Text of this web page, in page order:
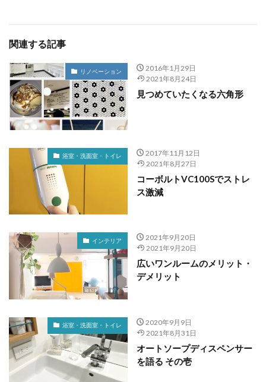
関連する記事
リノベーション
2016年1月29日
2021年8月24日
見つめていたくなる六角形
浴室・洗面室・トイレ
2017年11月12日
2021年8月27日
コーボルトVC100Sでストレ
ス激減
インテリア
2021年9月20日
2021年9月20日
広いワンルームのメリット・
デメリット
浴室・洗面室・トイレ
2020年9月9日
2021年8月31日
オートソープディスペンサー
を語る その壱